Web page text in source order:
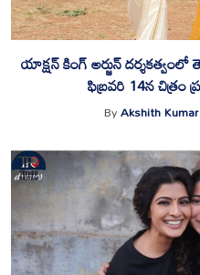
యాక్షన్ కింగ్ అర్జున్
ఫిబ్రవరి 14న చిత్రం
ByAkshith Kumar